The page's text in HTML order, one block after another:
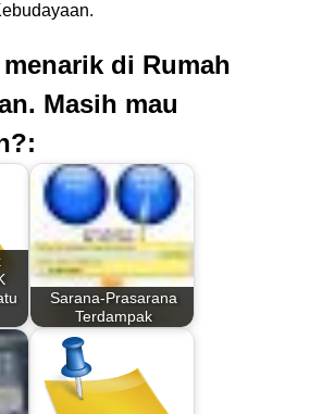
di Rumah
Masih mau
Sarana-Prasarana
Terdampak